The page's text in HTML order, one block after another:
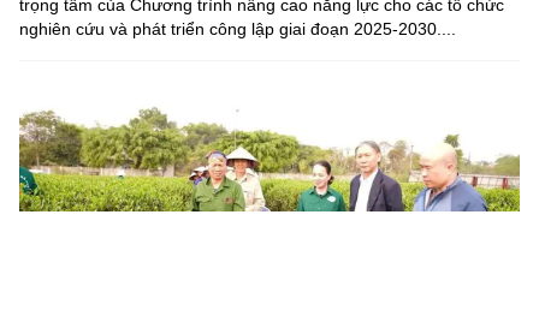
trọng tâm của Chương trình nâng cao năng lực cho các tổ chức
nghiên cứu và phát triển công lập giai đoạn 2025-2030....